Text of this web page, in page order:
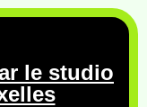
le studio